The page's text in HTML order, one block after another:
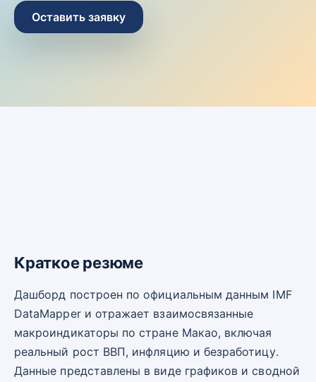
Оставить заявку
Краткое резюме
Дашборд построен по официальным данным IMF
DataMapper и отражает взаимосвязанные
макроиндикаторы по стране Макао, включая
реальный рост ВВП, инфляцию и безработицу.
Данные представлены в виде графиков и сводной